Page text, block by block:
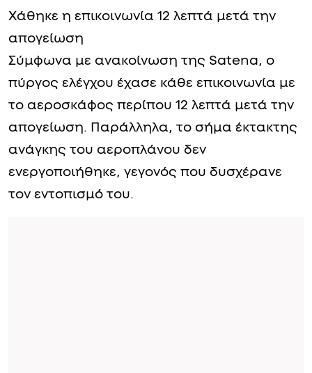
Χάθηκε η επικοινωνία 12 λεπτά μετά την
απογείωση
Σύμφωνα με ανακοίνωση της Satena, ο
πύργος ελέγχου έχασε κάθε επικοινωνία με
το αεροσκάφος περίπου 12 λεπτά μετά την
απογείωση. Παράλληλα, το σήμα έκτακτης
ανάγκης του αεροπλάνου δεν
ενεργοποιήθηκε, γεγονός που δυσχέρανε
τον εντοπισμό του.